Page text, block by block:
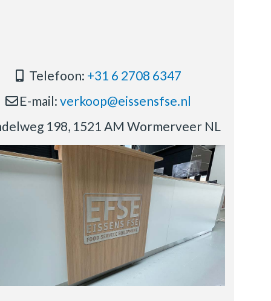
Telefoon: +31 6 2708 6347
E-mail:verkoop@eissensfse.nl
198, 1521 AM Wormerveer NL